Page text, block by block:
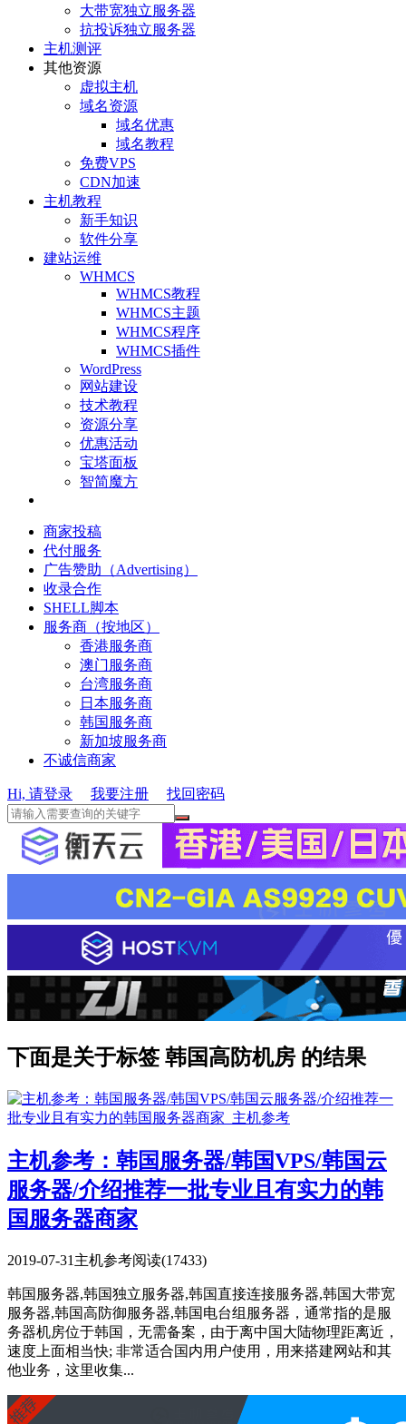
大带宽独立服务器
抗投诉独立服务器
主机测评
其他资源
虚拟主机
域名资源
域名优惠
域名教程
免费VPS
CDN加速
主机教程
新手知识
软件分享
建站运维
WHMCS
WHMCS教程
WHMCS主题
WHMCS程序
WHMCS插件
WordPress
网站建设
技术教程
资源分享
优惠活动
宝塔面板
智简魔方
商家投稿
代付服务
广告赞助（Advertising）
收录合作
SHELL脚本
服务商（按地区）
香港服务商
澳门服务商
台湾服务商
日本服务商
韩国服务商
新加坡服务商
不诚信商家
Hi, 请登录 我要注册 找回密码
下面是关于标签 韩国高防机房 的结果
主机参考：韩国服务器/韩国VPS/韩国云
服务器/介绍推荐一批专业且有实力的韩
国服务器商家
2019-07-31 主机参考阅读(17433)
韩国服务器,韩国独立服务器,韩国直接连接服务器,韩国大带宽
服务器,韩国高防御服务器,韩国电台组服务器，通常指的是服
务器机房位于韩国，无需备案，由于离中国大陆物理距离近，
速度上面相当快; 非常适合国内用户使用，用来搭建网站和其
他业务，这里收集...